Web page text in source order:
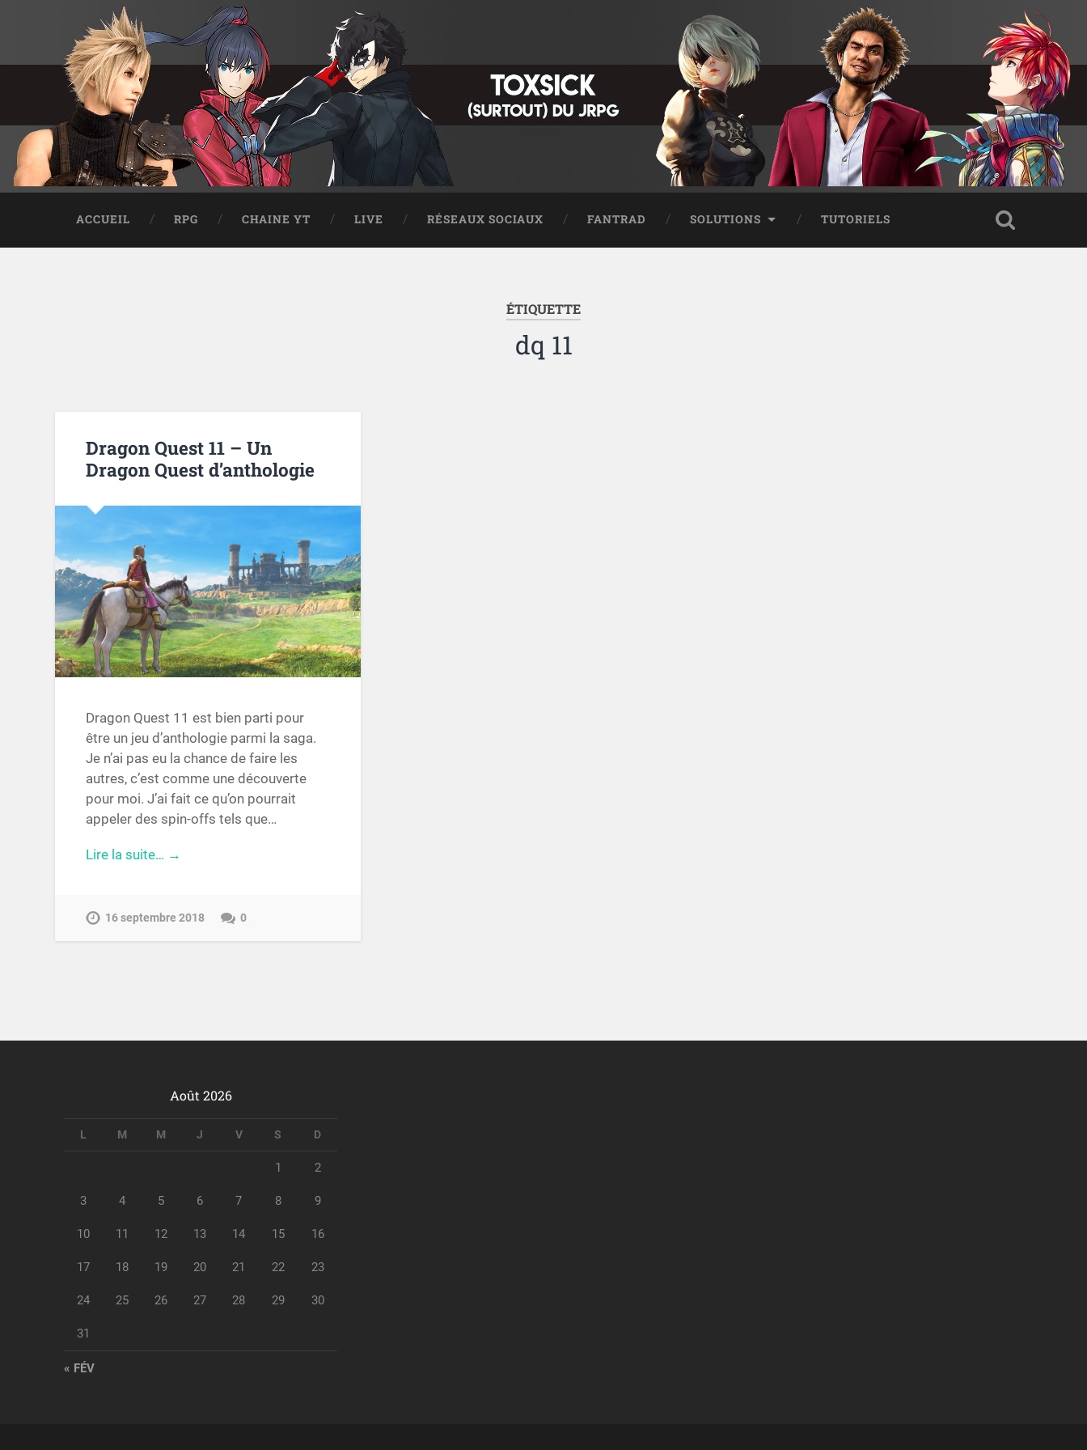
ACCUEIL RPG CHAINE YT LIVE RÉSEAUX SOCIAUX FANTRAD SOLUTIONS TUTORIELS
ÉTIQUETTE
dq 11
Dragon Quest 11 – Un
Dragon Quest d’anthologie
Dragon Quest 11 est bien parti pour
être un jeu d’anthologie parmi la saga.
Je n’ai pas eu la chance de faire les
autres, c’est comme une découverte
pour moi. J’ai fait ce qu’on pourrait
appeler des spin-offs tels que…
Lire la suite… →
16 septembre 2018 0
Août 2026
L M M J V S D
1 2
3 4 5 6 7 8 9
10 11 12 13 14 15 16
17 18 19 20 21 22 23
24 25 26 27 28 29 30
31
« FÉV